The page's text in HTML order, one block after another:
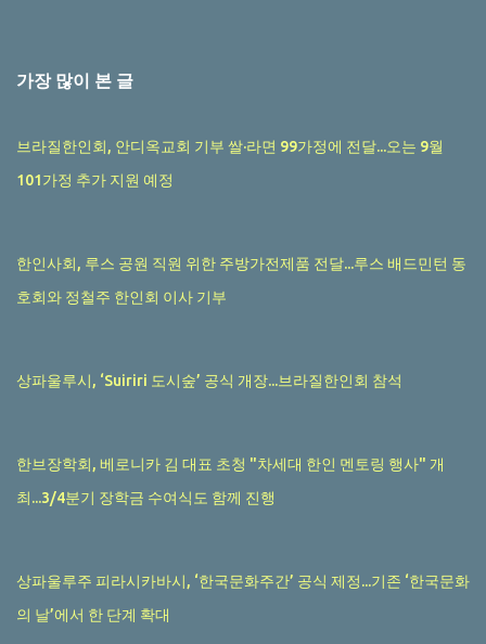
가장 많이 본 글
브라질한인회, 안디옥교회 기부 쌀·라면 99가정에 전달...오는 9월
101가정 추가 지원 예정
한인사회, 루스 공원 직원 위한 주방가전제품 전달...루스 배드민턴 동
호회와 정철주 한인회 이사 기부
상파울루시, ‘Suiriri 도시숲’ 공식 개장...브라질한인회 참석
한브장학회, 베로니카 김 대표 초청 "차세대 한인 멘토링 행사" 개
최...3/4분기 장학금 수여식도 함께 진행
상파울루주 피라시카바시, ‘한국문화주간’ 공식 제정...기존 ‘한국문화
의 날’에서 한 단계 확대